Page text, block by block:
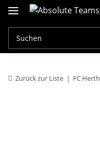
Zurück zur Liste FC